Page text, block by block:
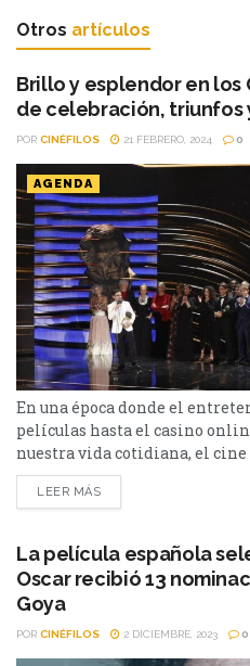
Otros artículos
Brillo y esplendor en los
de celebración, triunfos
POR CINÉFILOS 21 FEBRERO, 2024 0
AGENDA
En una época donde el
películas hasta el casino
nuestra vida cotidiana, el
luz propia, ofreciendo
a audiencias de todo el
estela de glamour, talento y
LEER MÁS
La película española
Oscar recibió 13
Goya
POR CINÉFILOS 2 DICIEMBRE, 2023 0